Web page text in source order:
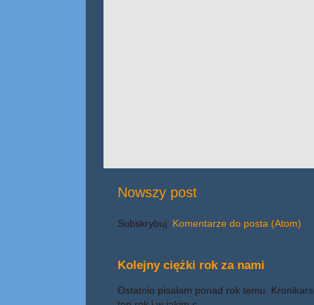
Nowszy post
Subskrybuj: Komentarze do posta (Atom)
Kolejny ciężki rok za nami
Ostatnio pisałam ponad rok temu.